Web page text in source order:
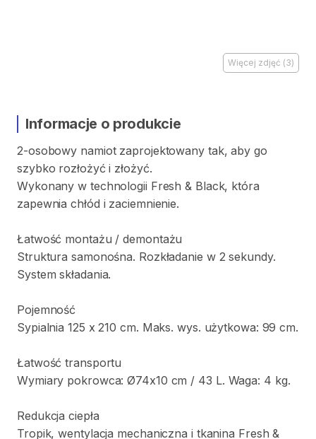
Więcej zdjęć (3)
Informacje o produkcie
2-osobowy namiot zaprojektowany tak​,​ aby go
szybko rozłożyć i złożyć.
Wykonany w technologii Fresh & Black​,​ która
zapewnia chłód i zaciemnienie.
Łatwość montażu ​/​ demontażu
Struktura samonośna. Rozkładanie w 2 sekundy.
System składania.
Pojemność
Sypialnia 125 x 210 cm. Maks. wys. użytkowa: 99 cm.
Łatwość transportu
Wymiary pokrowca: Ø74x10 cm ​/​ 43 L. Waga: 4 kg.
Redukcja ciepła
Tropik​,​ wentylacja mechaniczna i tkanina Fresh &